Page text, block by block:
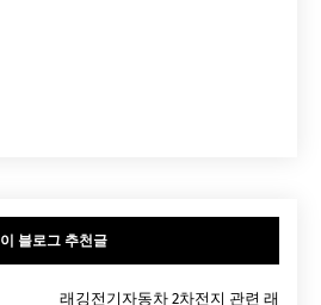
이 블로그 추천글
래깅전기자동차 2차전지 관련 래